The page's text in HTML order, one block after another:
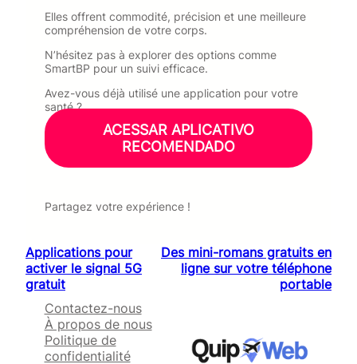
Elles offrent commodité, précision et une meilleure
compréhension de votre corps.
N’hésitez pas à explorer des options comme
SmartBP pour un suivi efficace.
Avez-vous déjà utilisé une application pour votre
santé ?
ACESSAR APLICATIVO
RECOMENDADO
Partagez votre expérience !
Applications pour
activer le signal 5G
gratuit
Des mini-romans gratuits en
ligne sur votre téléphone
portable
Contactez-nous
À propos de nous
Politique de
confidentialité